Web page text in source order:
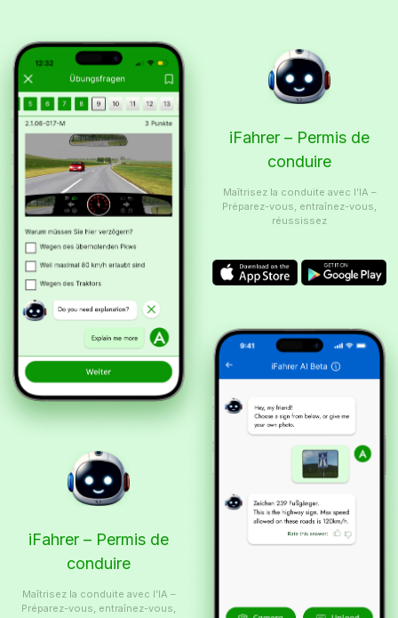
iFahrer – Permis de
conduire
Maîtrisez la conduite avec l’IA –
Préparez-vous, entraînez-vous,
iFahrer – Permis de
conduire
Maîtrisez la conduite avec l’IA –
Préparez-vous, entraînez-vous,
réussissez